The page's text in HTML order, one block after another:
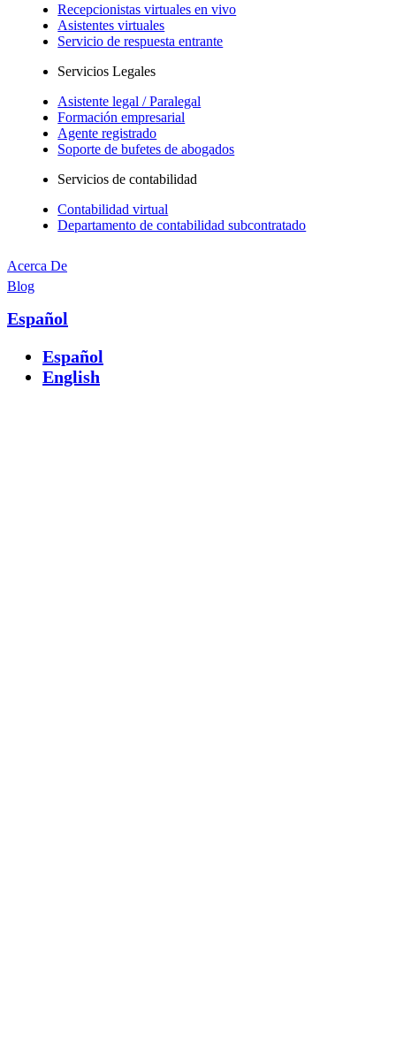
Recepcionistas virtuales en vivo
Asistentes virtuales
Servicio de respuesta entrante
Servicios Legales
Asistente legal / Paralegal
Formación empresarial
Agente registrado
Soporte de bufetes de abogados
Servicios de contabilidad
Contabilidad virtual
Departamento de contabilidad subcontratado
Acerca De
Blog
Español
Español
English